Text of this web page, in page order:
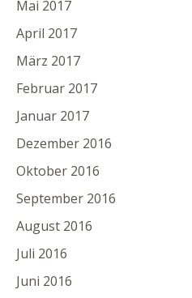
Mai 2017
April 2017
März 2017
Februar 2017
Januar 2017
Dezember 2016
Oktober 2016
September 2016
August 2016
Juli 2016
Juni 2016